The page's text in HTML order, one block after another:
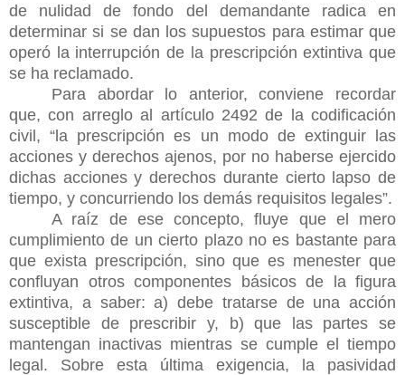
de nulidad de fondo del demandante radica en
determinar si se dan los supuestos para estimar que
operó la interrupción de la prescripción extintiva que
se ha reclamado.
Para abordar lo anterior, conviene recordar
que, con arreglo al artículo 2492 de la codificación
civil, “la prescripción es un modo de extinguir las
acciones y derechos ajenos, por no haberse ejercido
dichas acciones y derechos durante cierto lapso de
tiempo, y concurriendo los demás requisitos legales”.
A raíz de ese concepto, fluye que el mero
cumplimiento de un cierto plazo no es bastante para
que exista prescripción, sino que es menester que
confluyan otros componentes básicos de la figura
extintiva, a saber: a) debe tratarse de una acción
susceptible de prescribir y, b) que las partes se
mantengan inactivas mientras se cumple el tiempo
legal. Sobre esta última exigencia, la pasividad